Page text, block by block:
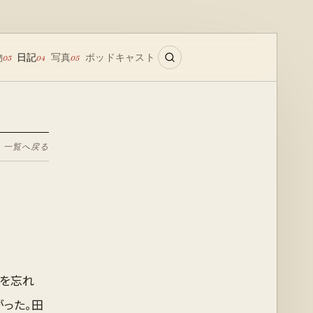
03 日記04 写真05 ポッドキャスト
覧へ戻る
忘れ
た。田